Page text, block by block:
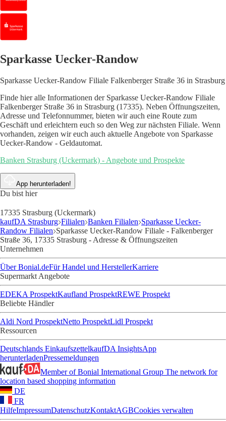
Sparkasse Uecker-Randow
Sparkasse Uecker-Randow Filiale Falkenberger Straße 36 in Strasburg
Finde hier alle Informationen der Sparkasse Uecker-Randow Filiale
Falkenberger Straße 36 in Strasburg (17335). Neben Öffnungszeiten,
Adresse und Telefonnummer, bieten wir auch eine Route zum
Geschäft und erleichtern euch so den Weg zur nächsten Filiale. Wenn
vorhanden, zeigen wir euch auch aktuelle Angebote von Sparkasse
Uecker-Randow - Geldautomat.
Banken Strasburg (Uckermark) - Angebote und Prospekte
App herunterladen!
Du bist hier
17335 Strasburg (Uckermark)
kaufDA Strasburg Filialen Banken Filialen Sparkasse Uecker-
Randow Filialen Sparkasse Uecker-Randow Filiale - Falkenberger
Straße 36, 17335 Strasburg - Adresse & Öffnungszeiten
Unternehmen
Über Bonial.deFür Handel und HerstellerKarriere
Supermarkt Angebote
EDEKA ProspektKaufland ProspektREWE Prospekt
Beliebte Händler
Aldi Nord ProspektNetto ProspektLidl Prospekt
Ressourcen
Deutschlands EinkaufszettelkaufDA InsightsApp
herunterladenPressemeldungen
Member of Bonial International Group The network for
location based shopping information
DE
FR
HilfeImpressumDatenschutzKontaktAGBCookies verwalten